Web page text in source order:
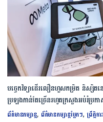
បច្ចេកវិទ្យាដើរលឿនហួសកម្រិត និស្សិតនៅ
ប្រឡងកាន់តែច្រើនរហូតក្រសួងអប់រំប្រកា
ព័ត៌មានកម្សាន្ត, ព័ត៌មានកម្សាន្តប្លែកៗ, ព្រឹត្តិក